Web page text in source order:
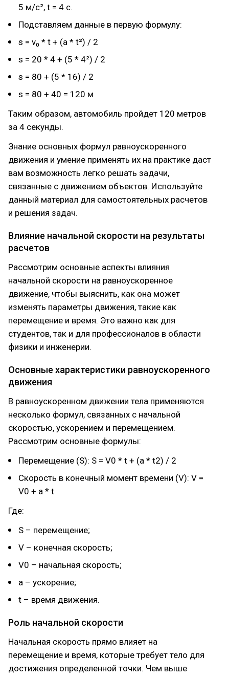
5 м/с², t = 4 с.
Подставляем данные в первую формулу:
s = v₀ * t + (a * t²) / 2
s = 20 * 4 + (5 * 4²) / 2
s = 80 + (5 * 16) / 2
s = 80 + 40 = 120 м
Таким образом, автомобиль пройдет 120 метров
за 4 секунды.
Знание основных формул равноускоренного
движения и умение применять их на практике даст
вам возможность легко решать задачи,
связанные с движением объектов. Используйте
данный материал для самостоятельных расчетов
и решения задач.
Влияние начальной скорости на результаты
расчетов
Рассмотрим основные аспекты влияния
начальной скорости на равноускоренное
движение, чтобы выяснить, как она может
изменять параметры движения, такие как
перемещение и время. Это важно как для
студентов, так и для профессионалов в области
физики и инженерии.
Основные характеристики равноускоренного
движения
В равноускоренном движении тела применяются
несколько формул, связанных с начальной
скоростью, ускорением и перемещением.
Рассмотрим основные формулы:
Перемещение (S): S = V0 * t + (a * t2) / 2
Скорость в конечный момент времени (V): V =
V0 + a * t
Где:
S – перемещение;
V – конечная скорость;
V0 – начальная скорость;
a – ускорение;
t – время движения.
Роль начальной скорости
Начальная скорость прямо влияет на
перемещение и время, которые требует тело для
достижения определенной точки. Чем выше